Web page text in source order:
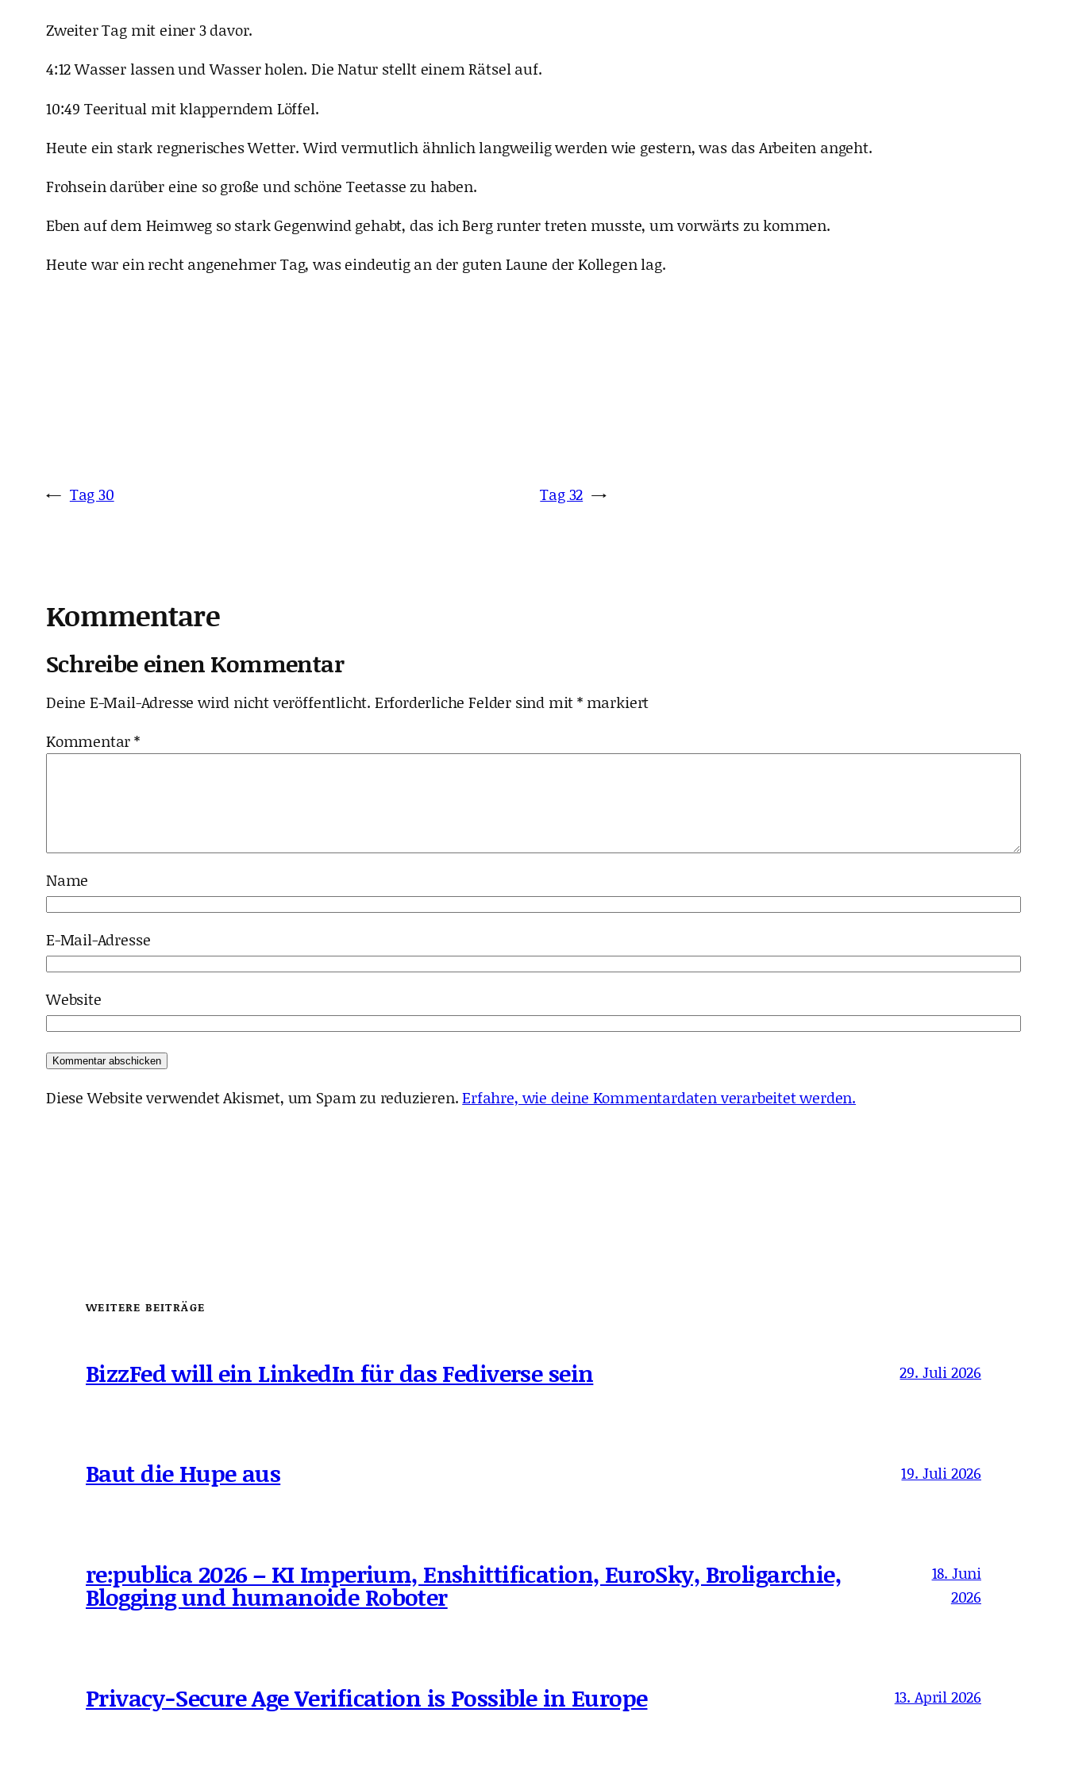
Zweiter Tag mit einer 3 davor.
4:12 Wasser lassen und Wasser holen. Die Natur stellt einem Rätsel auf.
10:49 Teeritual mit klapperndem Löffel.
Heute ein stark regnerisches Wetter. Wird vermutlich ähnlich langweilig werden wie gestern, was das Arbeiten angeht.
Frohsein darüber eine so große und schöne Teetasse zu haben.
Eben auf dem Heimweg so stark Gegenwind gehabt, das ich Berg runter treten musste, um vorwärts zu kommen.
Heute war ein recht angenehmer Tag, was eindeutig an der guten Laune der Kollegen lag.
← Tag 30 Tag 32 →
Kommentare
Schreibe einen Kommentar
Deine E-Mail-Adresse wird nicht veröffentlicht. Erforderliche Felder sind mit*markiert
Kommentar*
Name
E-Mail-Adresse
Website
Diese Website verwendet Akismet, um Spam zu reduzieren.Erfahre, wie deine Kommentardaten verarbeitet werden.
WEITERE BEITRÄGE
BizzFed will ein LinkedIn für das Fediverse sein 29. Juli 2026
Baut die Hupe aus 19. Juli 2026
re:publica 2026 – KI Imperium, Enshittification, EuroSky, Broligarchie,
Blogging und humanoide Roboter
18. Juni
2026
Privacy-Secure Age Verification is Possible in Europe 13. April 2026